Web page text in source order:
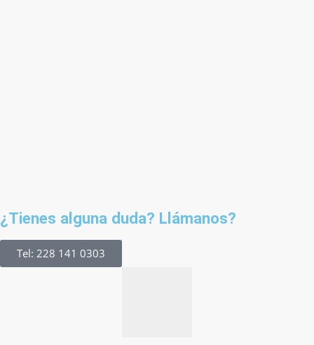
¿Tienes alguna duda? Llámanos?
Tel: 228 141 0303